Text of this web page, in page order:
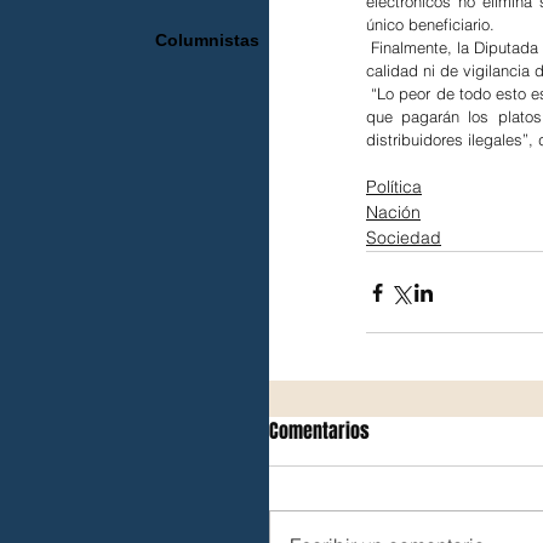
único beneficiario.
Finalmente, la
calidad ni de vigilancia
“Lo peor de todo esto
que pagarán los
distribuidores ilegales”,
Política
Nación
Sociedad
Comentarios
Columnistas